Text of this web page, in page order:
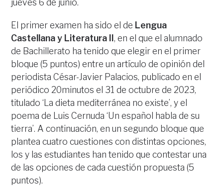
jueves 6 de junio.
El primer examen ha sido el de Lengua
Castellana y Literatura II, en el que el alumnado
de Bachillerato ha tenido que elegir en el primer
bloque (5 puntos) entre un artículo de opinión del
periodista César-Javier Palacios, publicado en el
periódico 20minutos el 31 de octubre de 2023,
titulado ‘La dieta mediterránea no existe’, y el
poema de Luis Cernuda ‘Un español habla de su
tierra’. A continuación, en un segundo bloque que
plantea cuatro cuestiones con distintas opciones,
los y las estudiantes han tenido que contestar una
de las opciones de cada cuestión propuesta (5
puntos).